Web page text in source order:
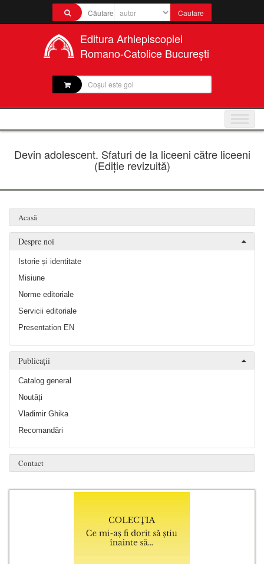
Editura Arhiepiscopiei
Romano-Catolice București
Coșul este gol
Devin adolescent. Sfaturi de la liceeni către liceeni
(Ediție revizuită)
Acasă
Despre noi
Istorie și identitate
Misiune
Norme editoriale
Servicii editoriale
Presentation EN
Publicații
Catalog general
Noutăți
Vladimir Ghika
Recomandări
Contact